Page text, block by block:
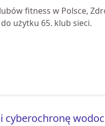
fitness w Polsce,
użytku 65. klub sieci.
cyberochronę